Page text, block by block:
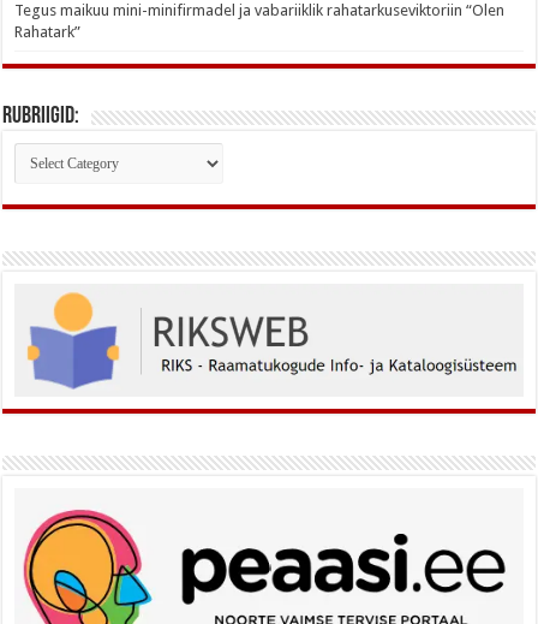
Tegus maikuu mini-minifirmadel ja vabariiklik rahatarkuseviktoriin “Olen
Rahatark”
Rubriigid:
Rubriigid: